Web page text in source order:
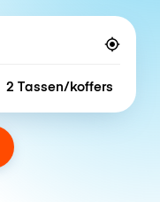
Number of bags
2 Tassen/koffers